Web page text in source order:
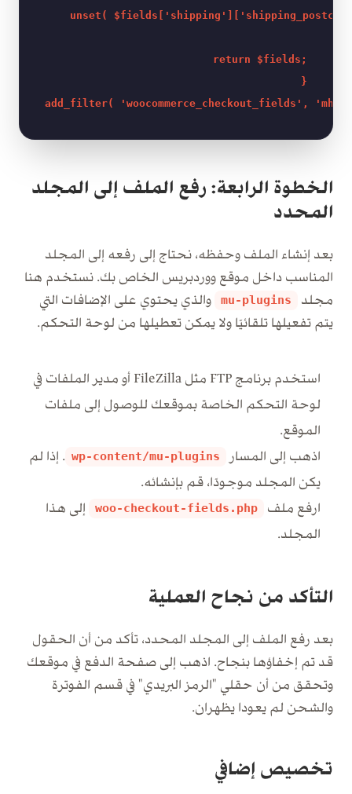
unset(
    return $fields;
}
الخطوة الرابعة: رفع الملف إلى المجلد
المحدد
بعد إنشاء الملف وحفظه، نحتاج إلى رفعه إلى المجلد
المناسب داخل موقع ووردبريس الخاص بك. نستخدم هنا
مجلد
mu-plugins
والذي يحتوي على الإضافات التي
يتم تفعيلها تلقائيًا ولا يمكن تعطيلها من لوحة التحكم.
استخدم برنامج FTP مثل FileZilla أو مدير الملفات في
لوحة التحكم الخاصة بموقعك للوصول إلى ملفات
الموقع.
اذهب إلى المسار
wp-content/mu-plugins . إذا لم
يكن المجلد موجودًا، قم بإنشائه.
ارفع ملف
woo-checkout-fields.php
إلى هذا
المجلد.
التأكد من نجاح العملية
بعد رفع الملف إلى المجلد المحدد، تأكد من أن الحقول
قد تم إخفاؤها بنجاح. اذهب إلى صفحة الدفع في موقعك
وتحقق من أن حقلي "الرمز البريدي" في قسم الفوترة
والشحن لم يعودا يظهران.
تخصيص إضافي